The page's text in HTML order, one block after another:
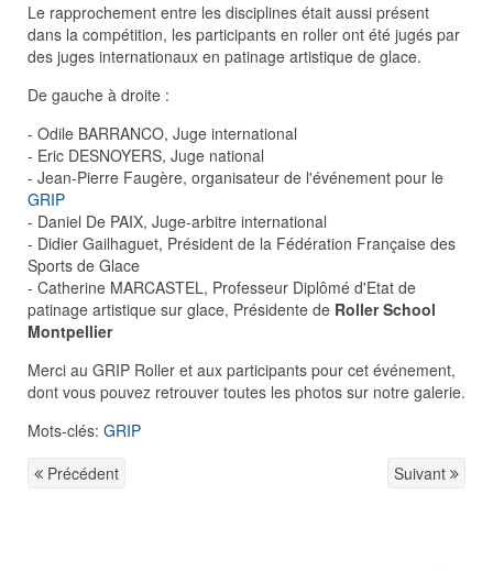
Le rapprochement entre les disciplines était aussi présent
dans la compétition, les participants en roller ont été jugés par
des juges internationaux en patinage artistique de glace.
De gauche à droite :
- Odile BARRANCO, Juge international
- Eric DESNOYERS, Juge national
- Jean-Pierre Faugère, organisateur de l'événement pour le
GRIP
- Daniel De PAIX, Juge-arbitre international
- Didier Gailhaguet, Président de la Fédération Française des
Sports de Glace
- Catherine MARCASTEL, Professeur Diplômé d'Etat de
patinage artistique sur glace, Présidente de Roller School
Montpellier
Merci au GRIP Roller et aux participants pour cet événement,
dont vous pouvez retrouver toutes les photos sur notre galerie.
Mots-clés: GRIP
Précédent
Suivant